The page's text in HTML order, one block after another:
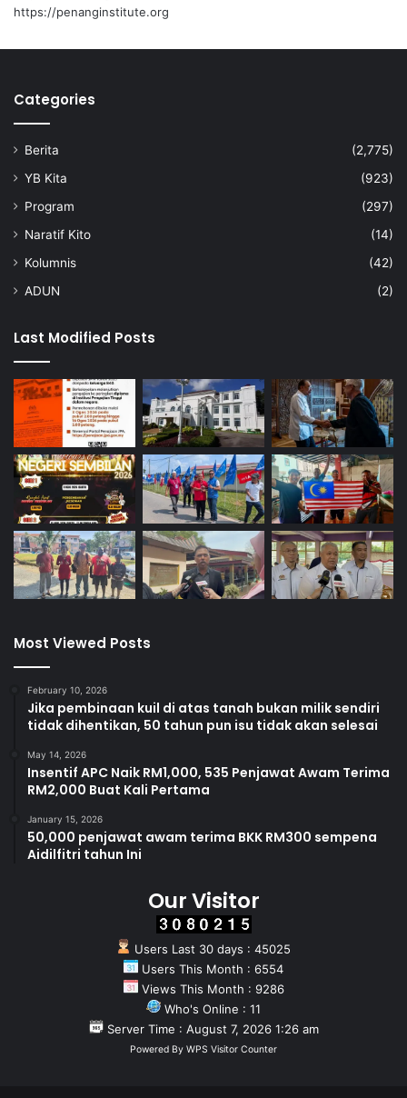
https://penanginstitute.org
Categories
Berita
(2,775)
YB Kita
(923)
Program
(297)
Naratif Kito
(14)
Kolumnis
(42)
ADUN
(2)
Last Modified Posts
Most Viewed Posts
February 10, 2026
Jika pembinaan kuil di atas tanah bukan milik sendiri
tidak dihentikan, 50 tahun pun isu tidak akan selesai
May 14, 2026
Insentif APC Naik RM1,000, 535 Penjawat Awam Terima
RM2,000 Buat Kali Pertama
January 15, 2026
50,000 penjawat awam terima BKK RM300 sempena
Aidilfitri tahun Ini
Our Visitor
Users Last 30 days : 45025
Users This Month : 6554
Views This Month : 9286
Who's Online : 11
Server Time : August 7, 2026 1:26 am
Powered By WPS Visitor Counter